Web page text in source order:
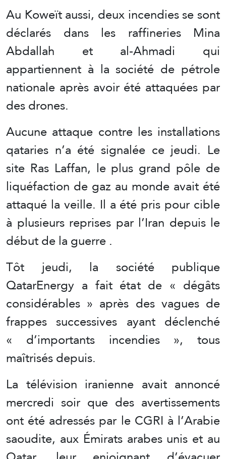
Au Koweït aussi, deux incendies se sont
déclarés dans les raffineries Mina
Abdallah et al-Ahmadi qui
appartiennent à la société de pétrole
nationale après avoir été attaquées par
des drones.
Aucune attaque contre les installations
qataries n’a été signalée ce jeudi. Le
site Ras Laffan, le plus grand pôle de
liquéfaction de gaz au monde avait été
attaqué la veille. Il a été pris pour cible
à plusieurs reprises par l’Iran depuis le
début de la guerre .
Tôt jeudi, la société publique
QatarEnergy a fait état de « dégâts
considérables » après des vagues de
frappes successives ayant déclenché
« d’importants incendies », tous
maîtrisés depuis.
La télévision iranienne avait annoncé
mercredi soir que des avertissements
ont été adressés par le CGRI à l’Arabie
saoudite, aux Émirats arabes unis et au